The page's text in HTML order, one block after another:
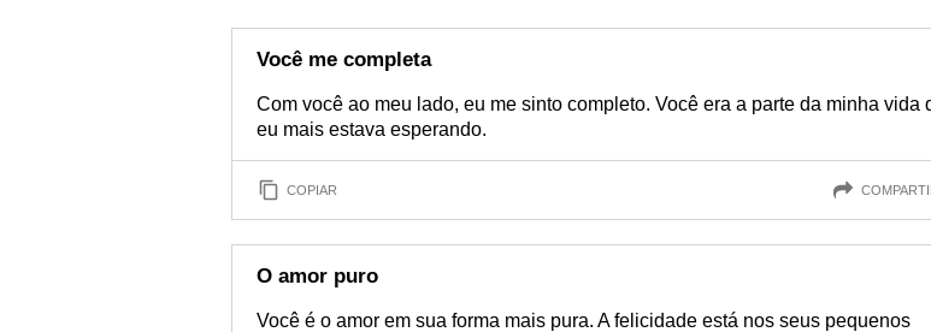
Você me completa
Com você ao meu lado, eu me sinto completo. Você era a parte da minha vida
eu mais estava esperando.
COPIAR
O amor puro
Você é o amor em sua forma mais pura. A felicidade está nos seus pequenos